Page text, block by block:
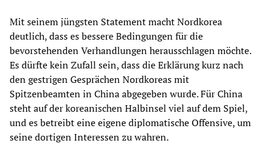
Mit seinem jüngsten Statement macht Nordkorea
deutlich, dass es bessere Bedingungen für die
bevorstehenden Verhandlungen herausschlagen möchte.
Es dürfte kein Zufall sein, dass die Erklärung kurz nach
den gestrigen Gesprächen Nordkoreas mit
Spitzenbeamten in China abgegeben wurde. Für China
steht auf der koreanischen Halbinsel viel auf dem Spiel,
und es betreibt eine eigene diplomatische Offensive, um
seine dortigen Interessen zu wahren.